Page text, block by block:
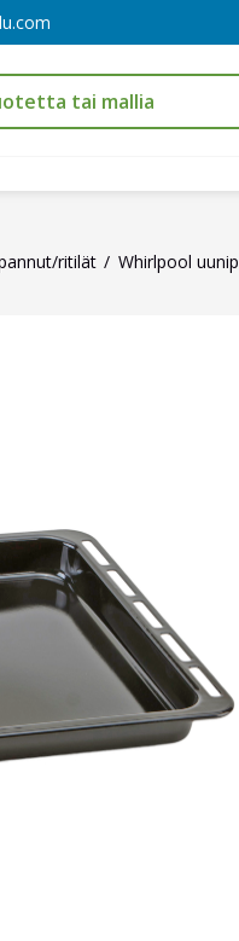
ritilät Whirlpool